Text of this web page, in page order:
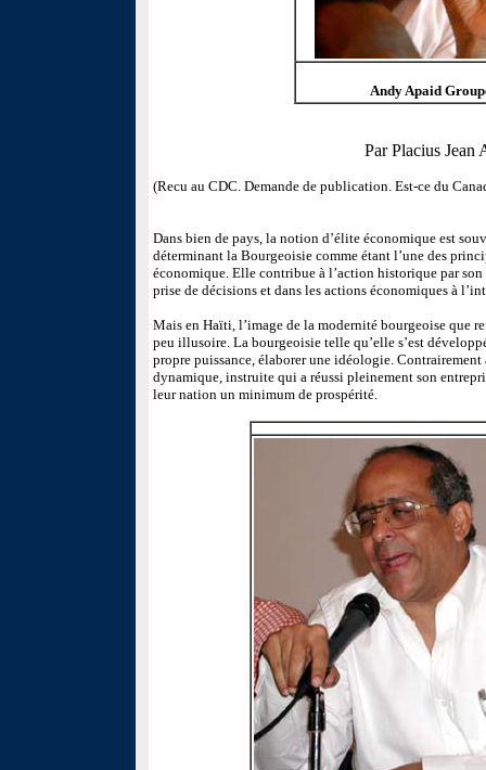
Andy Apaid
Par Placius Jean
(Recu au CDC. Demande de publication. Est-ce du
Dans bien de pays, la notion d’élite économique est
déterminant la Bourgeoisie comme étant l’une des
économique. Elle contribue à l’action historique par son
prise de décisions et dans les actions économiques à
Mais en Haïti, l’image de la modernité bourgeoise que
peu illusoire. La bourgeoisie telle qu’elle s’est
propre puissance, élaborer une idéologie. Contrairement
dynamique, instruite qui a réussi pleinement son
leur nation un minimum de prospérité.